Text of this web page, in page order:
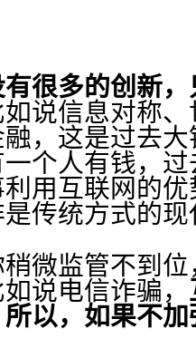
多的创新，
如说信息对称
，这是过去
个人有钱，
用互联网的
传统方式的现
监管不到位
说电信诈骗，
以，如果不